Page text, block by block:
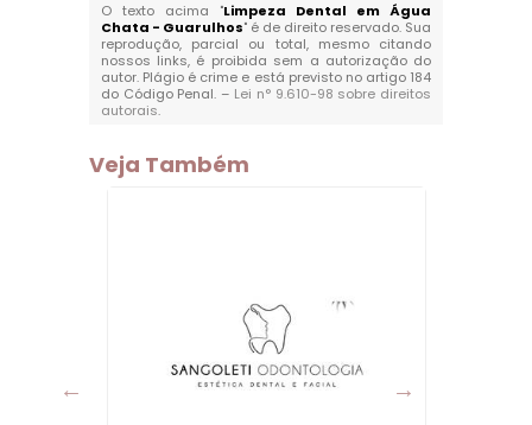
O texto acima "Limpeza Dental em Água
Chata - Guarulhos" é de direito reservado. Sua
reprodução, parcial ou total, mesmo citando
nossos links, é proibida sem a autorização do
autor. Plágio é crime e está previsto no artigo 184
do Código Penal. – Lei n° 9.610-98 sobre direitos
autorais.
Veja Também